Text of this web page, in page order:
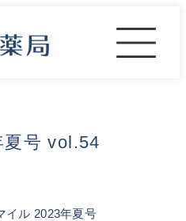
夏号 vol.54
イル 2023年夏号